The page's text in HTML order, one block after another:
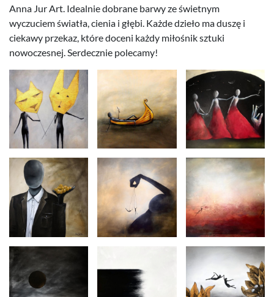
Anna Jur Art. Idealnie dobrane barwy ze świetnym
wyczuciem światła, cienia i głębi. Każde dzieło ma duszę i
ciekawy przekaz, które doceni każdy miłośnik sztuki
nowoczesnej. Serdecznie polecamy!